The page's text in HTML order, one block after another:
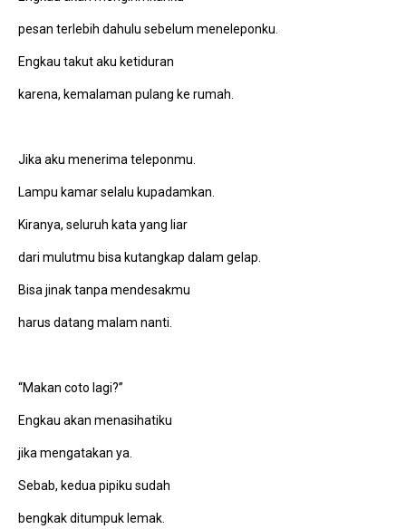
pesan terlebih dahulu sebelum meneleponku.
Engkau takut aku ketiduran
karena, kemalaman pulang ke rumah.
Jika aku menerima teleponmu.
Lampu kamar selalu kupadamkan.
Kiranya, seluruh kata yang liar
dari mulutmu bisa kutangkap dalam gelap.
Bisa jinak tanpa mendesakmu
harus datang malam nanti.
“Makan coto lagi?”
Engkau akan menasihatiku
jika mengatakan ya.
Sebab, kedua pipiku sudah
bengkak ditumpuk lemak.